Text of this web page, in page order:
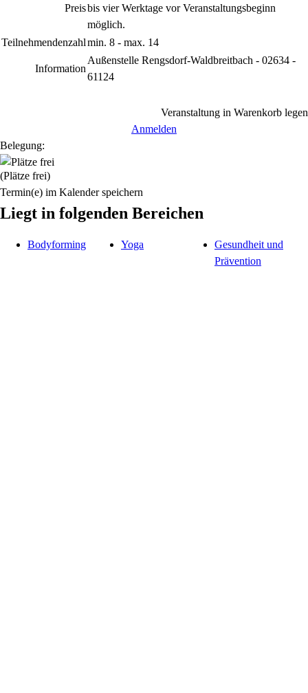
Preisbis vier Werktage vor Veranstaltungsbeginn
möglich.
Teilnehmendenzahlmin. 8 - max. 14
Information
Außenstelle Rengsdorf-Waldbreitbach - 02634 -
61124
Veranstaltung in Warenkorb legen
Anmelden
Belegung:
(Plätze frei)
Termin(e) im Kalender speichern
Liegt in folgenden Bereichen
Bodyforming Yoga
Gesundheit und
Prävention